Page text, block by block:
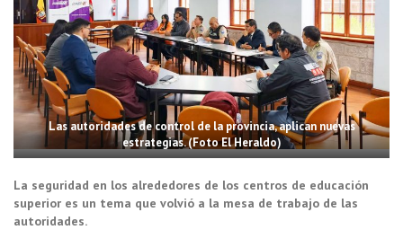
Las autoridades de control de la provincia, aplican nuevas
estrategias. (Foto El Heraldo)
La seguridad en los alrededores de los centros de educación
superior es un tema que volvió a la mesa de trabajo de las
autoridades.